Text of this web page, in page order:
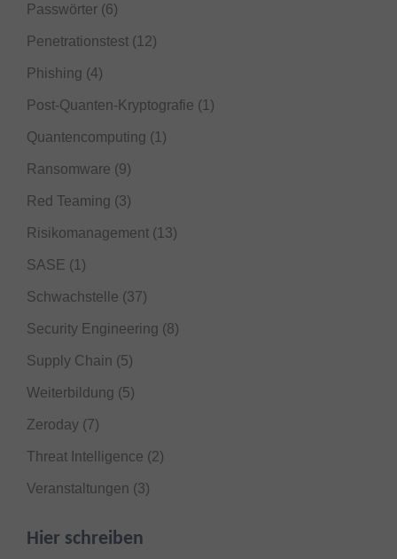
Passwörter (6)
Penetrationstest (12)
Phishing (4)
Post-Quanten-Kryptografie (1)
Quantencomputing (1)
Ransomware (9)
Red Teaming (3)
Risikomanagement (13)
SASE (1)
Schwachstelle (37)
Security Engineering (8)
Supply Chain (5)
Weiterbildung (5)
Zeroday (7)
Threat Intelligence (2)
Veranstaltungen (3)
Hier schreiben